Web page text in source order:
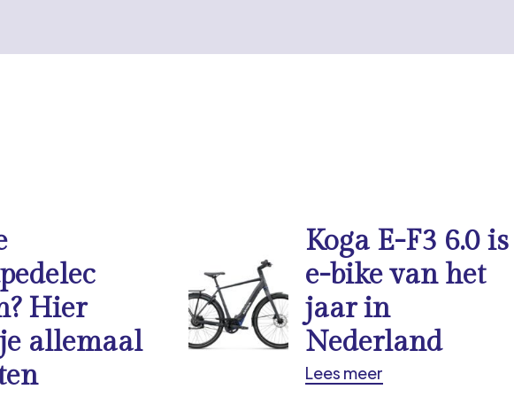
Hier
allemaal
Koga E-F3 6.0 is
e-bike van het
jaar in
Nederland
Lees meer